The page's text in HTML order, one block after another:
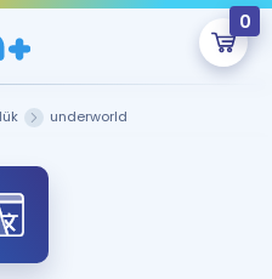
0
An Boş.
onlarca eğitim seni
underworld